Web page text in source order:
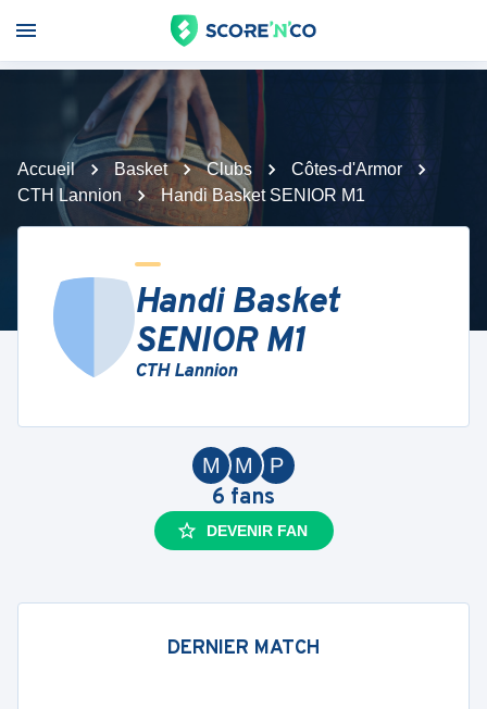
Accueil Basket Clubs
Côtes-d'Armor
CTH Lannion
Handi Basket SENIOR M1
Handi Basket
SENIOR M1
CTH Lannion
P
M
M
6 fans
DEVENIR FAN
DERNIER MATCH